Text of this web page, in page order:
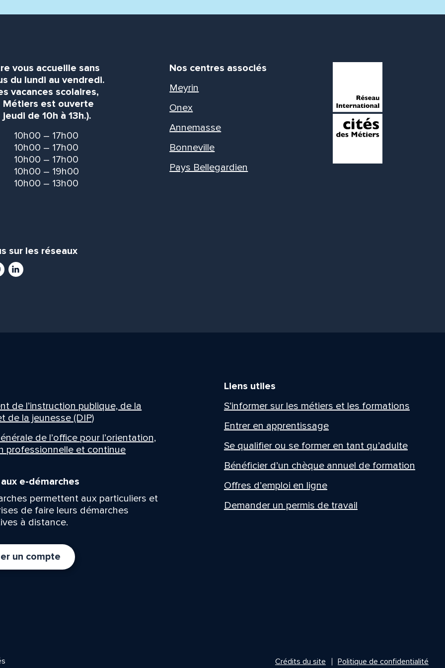
vous accueille sans
du lundi au vendredi.
vacances scolaires,
Métiers est ouverte
de 10h à 13h.).
10h00 – 17h00
10h00 – 17h00
10h00 – 17h00
10h00 – 19h00
10h00 – 13h00
sur les réseaux
LinkedIn
Nos centres associés
Meyrin
Onex
Annemasse
Bonneville
Pays Bellegardien
de l’instruction publique, de la
de la jeunesse (DIP)
de l’office pour l’orientation,
professionnelle et continue
e-démarches
permettent aux particuliers et
de faire leurs démarches
à distance.
un compte
Liens utiles
S’informer sur les métiers et les formations
Entrer en apprentissage
Se qualifier ou se former en tant qu’adulte
Bénéficier d’un chèque annuel de formation
Offres d’emploi en ligne
Demander un permis de travail
Crédits du site Politique de confidentialité